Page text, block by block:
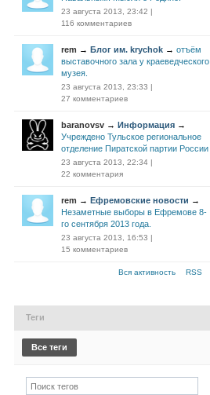
23 августа 2013, 23:42 |
116 комментариев
rem → Блог им. krychok → отъём
выставочного зала у краеведческого
музея.
23 августа 2013, 23:33 |
27 комментариев
baranovsv → Информация →
Учреждено Тульское региональное
отделение Пиратской партии России
23 августа 2013, 22:34 |
22 комментария
rem → Ефремовские новости →
Незаметные выборы в Ефремове 8-
го сентября 2013 года.
23 августа 2013, 16:53 |
15 комментариев
Вся активность RSS
Теги
Все теги